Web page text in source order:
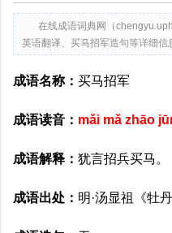
在线成语词典网（
英语翻译、买马招军造句等详细
成语名称： 买马招军
成语读音： mǎi mǎ zhāo
成语解释： 犹言招兵买马。
成语出处： 明·汤显祖《牡